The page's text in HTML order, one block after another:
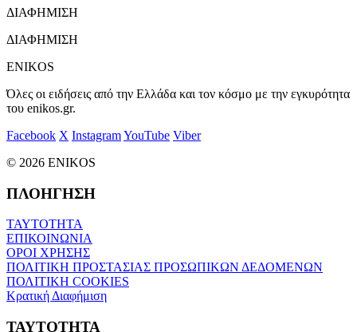
ΔΙΑΦΗΜΙΣΗ
ΔΙΑΦΗΜΙΣΗ
ENIKOS
Όλες οι ειδήσεις από την Ελλάδα και τον κόσμο με την εγκυρότητα
του enikos.gr.
Facebook X InstagramYouTube Viber
© 2026 ENIKOS
ΠΛΟΗΓΗΣΗ
ΤΑΥΤΟΤΗΤΑ
ΕΠΙΚΟΙΝΩΝΙΑ
ΟΡΟΙ ΧΡΗΣΗΣ
ΠΟΛΙΤΙΚΗ ΠΡΟΣΤΑΣΙΑΣ ΠΡΟΣΩΠΙΚΩΝ ΔΕΔΟΜΕΝΩΝ
ΠΟΛΙΤΙΚΗ COOKIES
Κρατική Διαφήμιση
ΤΑΥΤΟΤΗΤΑ